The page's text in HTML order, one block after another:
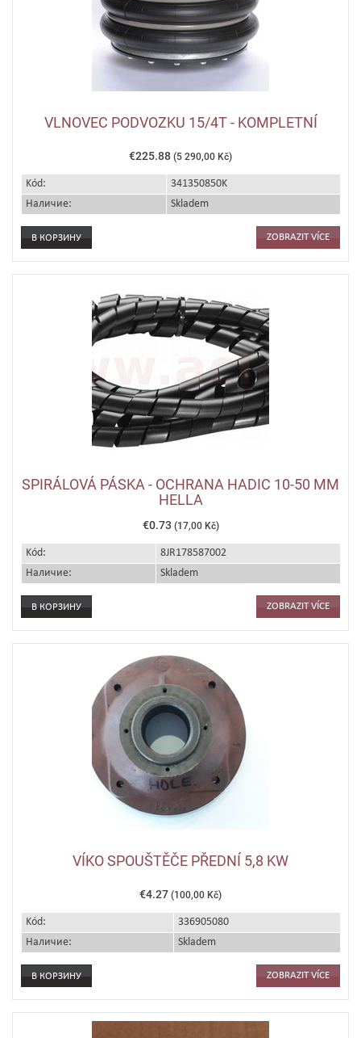
VLNOVEC PODVOZKU 15/4T - KOMPLETNÍ
€225.88 (5 290,00 Kč)
Kód:
341350850K
Наличие:
Skladem
ZOBRAZIT VÍCE
SPIRÁLOVÁ PÁSKA - OCHRANA HADIC 10-50 MM
HELLA
€0.73 (17,00 Kč)
Kód:
8JR178587002
Наличие:
Skladem
ZOBRAZIT VÍCE
VÍKO SPOUŠTĚČE PŘEDNÍ 5,8 KW
€4.27 (100,00 Kč)
Kód:
336905080
Наличие:
Skladem
ZOBRAZIT VÍCE